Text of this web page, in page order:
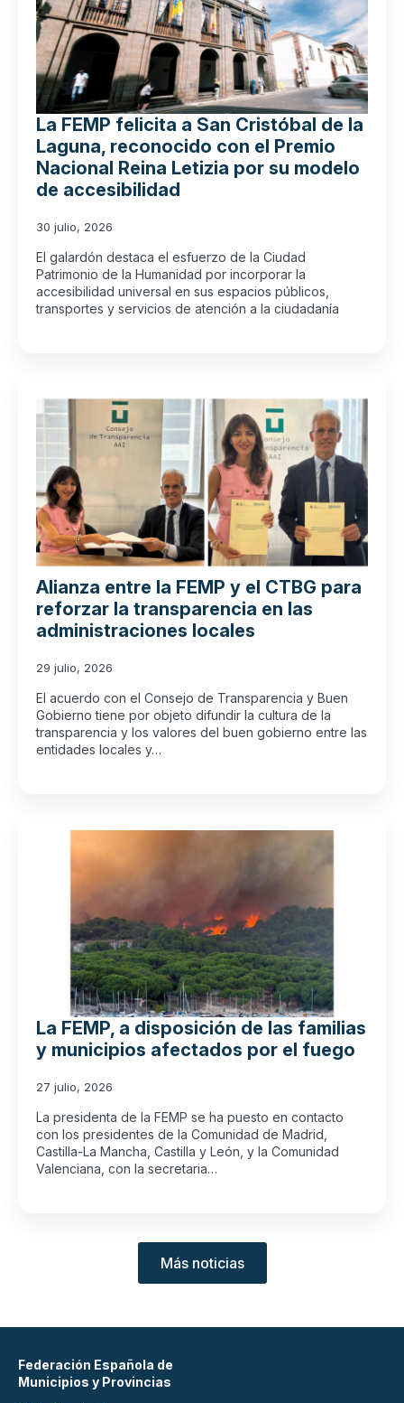
La FEMP felicita a San Cristóbal de la
Laguna, reconocido con el Premio
Nacional Reina Letizia por su modelo
de accesibilidad
30 julio, 2026
El galardón destaca el esfuerzo de la Ciudad
Patrimonio de la Humanidad por incorporar la
accesibilidad universal en sus espacios públicos,
transportes y servicios de atención a la ciudadanía
Alianza entre la FEMP y el CTBG para
reforzar la transparencia en las
administraciones locales
29 julio, 2026
El acuerdo con el Consejo de Transparencia y Buen
Gobierno tiene por objeto difundir la cultura de la
transparencia y los valores del buen gobierno entre las
entidades locales y…
La FEMP, a disposición de las familias
y municipios afectados por el fuego
27 julio, 2026
La presidenta de la FEMP se ha puesto en contacto
con los presidentes de la Comunidad de Madrid,
Castilla-La Mancha, Castilla y León, y la Comunidad
Valenciana, con la secretaria…
Más noticias
Federación Española de
Municipios y Provincias